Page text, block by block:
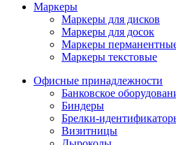
Маркеры
Маркеры для дисков
Маркеры для досок
Маркеры
Маркеры текстовые
Офисные принадлежности
Банковское
Биндеры
Брелки-
Визитницы